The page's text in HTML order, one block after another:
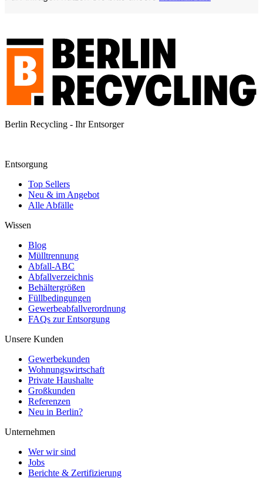
Berlin Recycling - Ihr Entsorger
Entsorgung
Top Sellers
Neu & im Angebot
Alle Abfälle
Wissen
Blog
Mülltrennung
Abfall-ABC
Abfallverzeichnis
Behältergrößen
Füllbedingungen
Gewerbeabfallverordnung
FAQs zur Entsorgung
Unsere Kunden
Gewerbekunden
Wohnungswirtschaft
Private Haushalte
Großkunden
Referenzen
Neu in Berlin?
Unternehmen
Wer wir sind
Jobs
Berichte & Zertifizierung